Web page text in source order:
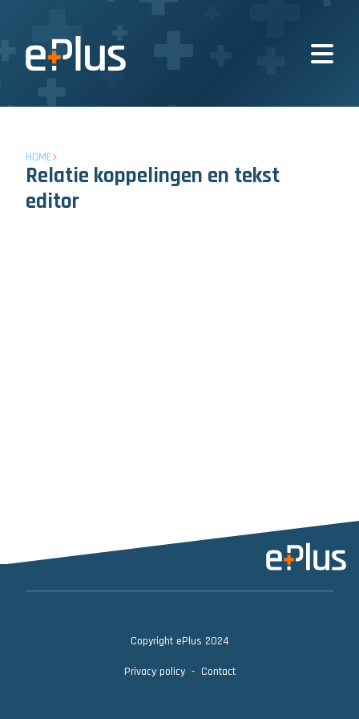
HOME
Relatie koppelingen en tekst
editor
Copyright ePlus 2024
Privacy policy Contact